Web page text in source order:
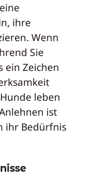
ihre
Wenn
Sie
ein Zeichen
leben
ist
ihr Bedürfnis